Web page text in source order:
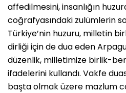
affedilmesini, insanlığın
coğrafyasındaki zulümlerin
Türkiye’nin huzuru, milletin
dirliği için de dua eden
düzenlik, milletimize birlik-
ifadelerini kullandı. Vakfe
başta olmak üzere mazlum